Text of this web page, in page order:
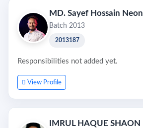
MD. Sayef Hossain Neon
Batch 2013
2013187
Responsibilities not added yet.
View Profile
IMRUL HAQUE SHAON